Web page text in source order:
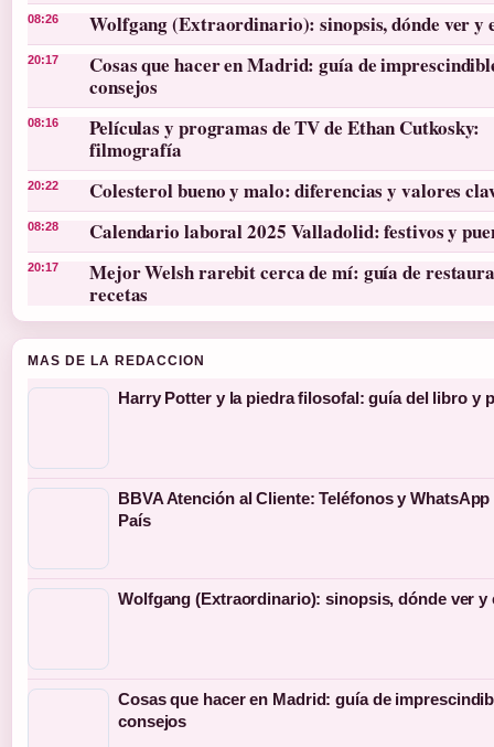
08:26 Wolfgang (Extraordinario): sinopsis, dónde ver y
20:17
Cosas que hacer en Madrid: guía de
consejos
08:16
Películas y programas de TV de Ethan Cutkosky:
filmografía
20:22 Colesterol bueno y malo: diferencias y valores
08:28 Calendario laboral 2025 Valladolid: festivos y
20:17
Mejor Welsh rarebit cerca de mí: guía de
recetas
MAS DE LA REDACCION
Harry Potter y la piedra filosofal: guía del libro y
BBVA Atención al Cliente: Teléfonos y
País
Wolfgang (Extraordinario): sinopsis, dónde ver y
Cosas que hacer en Madrid: guía de
consejos